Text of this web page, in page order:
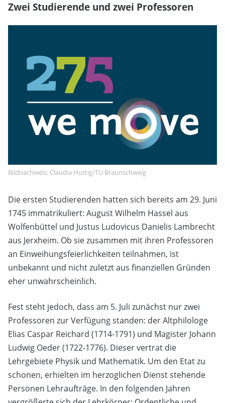
Zwei Studierende und zwei Professoren
Bildnachweis: Claudia Hurtig/TU Braunschweig
Die ersten Studierenden hatten sich bereits am 29. Juni
1745 immatrikuliert: August Wilhelm Hassel aus
Wolfenbüttel und Justus Ludovicus Danielis Lambrecht
aus Jerxheim. Ob sie zusammen mit ihren Professoren
an Einweihungsfeierlichkeiten teilnahmen, ist
unbekannt und nicht zuletzt aus finanziellen Gründen
eher unwahrscheinlich.
Fest steht jedoch, dass am 5. Juli zunächst nur zwei
Professoren zur Verfügung standen: der Altphilologe
Elias Caspar Reichard (1714-1791) und Magister Johann
Ludwig Oeder (1722-1776). Dieser vertrat die
Lehrgebiete Physik und Mathematik. Um den Etat zu
schonen, erhielten im herzoglichen Dienst stehende
Personen Lehraufträge. In den folgenden Jahren